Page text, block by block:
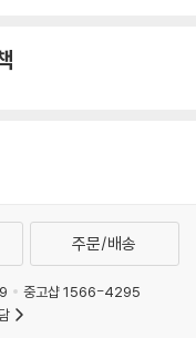
주문/배송
중고샵 1566-4295